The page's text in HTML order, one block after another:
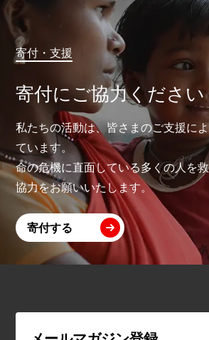
寄付・支援
寄付にご協力ください
私たちの活動は、皆さまのご支援に
ています。
命の危機に直面している多くの人を
協力をお願いいたします。
寄付する